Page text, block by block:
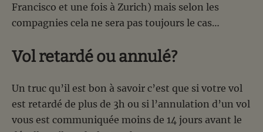
Francisco et une fois à Zurich) mais selon les
compagnies cela ne sera pas toujours le cas…
Vol retardé ou annulé?
Un truc qu’il est bon à savoir c’est que si votre vol
est retardé de plus de 3h ou si l’annulation d’un vol
vous est communiquée moins de 14 jours avant le